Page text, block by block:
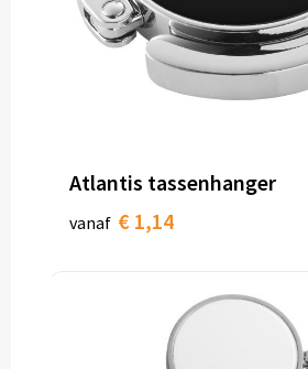
Atlantis tassenhanger
vanaf € 1,14